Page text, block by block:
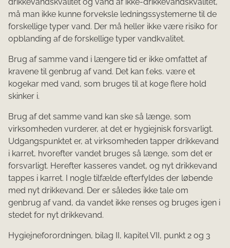
drikkevandskvalitet og vand af ikke-drikkevandskvalitet,
må man ikke kunne forveksle ledningssystemerne til de
forskellige typer vand. Der må heller ikke være risiko for
opblanding af de forskellige typer vandkvalitet.
Brug af samme vand i længere tid er ikke omfattet af
kravene til genbrug af vand. Det kan f.eks. være et
kogekar med vand, som bruges til at koge flere hold
skinker i.
Brug af det samme vand kan ske så længe, som
virksomheden vurderer, at det er hygiejnisk forsvarligt.
Udgangspunktet er, at virksomheden tapper drikkevand
i karret, hvorefter vandet bruges så længe, som det er
forsvarligt. Herefter kasseres vandet, og nyt drikkevand
tappes i karret. I nogle tilfælde efterfyldes der løbende
med nyt drikkevand. Der er således ikke tale om
genbrug af vand, da vandet ikke renses og bruges igen i
stedet for nyt drikkevand.
Hygiejneforordningen, bilag II, kapitel VII, punkt 2 og 3